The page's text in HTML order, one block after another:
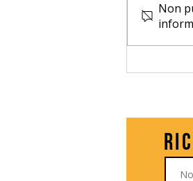
Sbusta
Non